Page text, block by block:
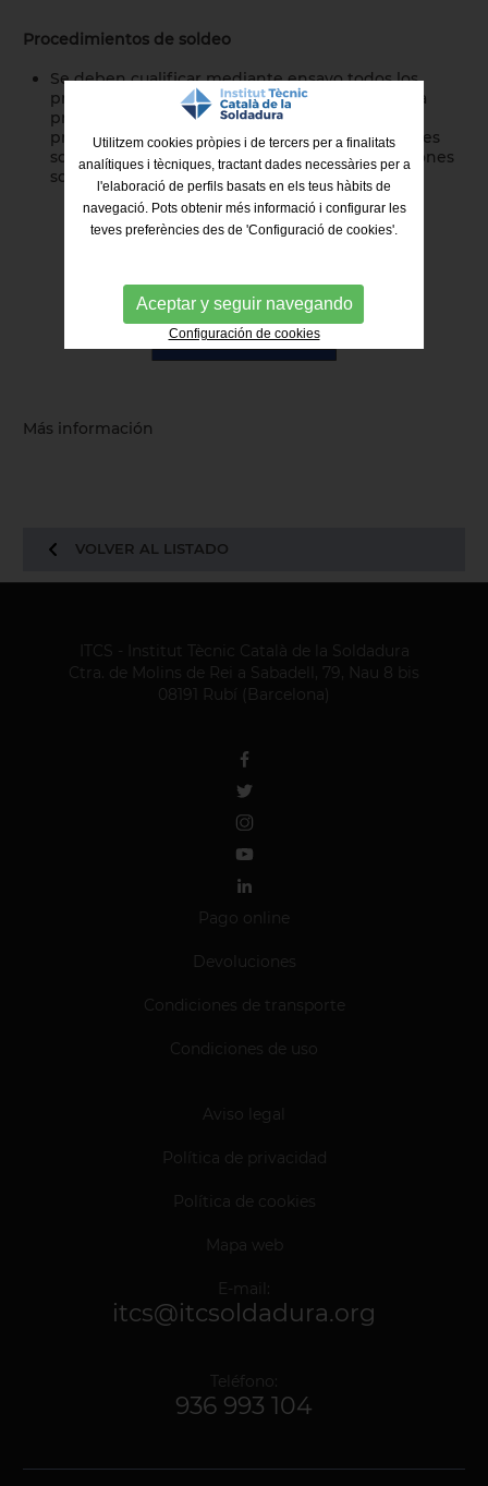
Procedimientos de soldeo
Se deben cualificar mediante ensayo todos los
procedimentos de soldeo y de forma previa a la
producción soldada. Todos los ensayos de
procedimiento de soldeo realizados para uniones
soldadas resistentes cualifican también las uniones
soldadas no resistentes pero no al revés.
Más información
VOLVER AL LISTADO
ITCS - Institut Tècnic Català de la Soldadura
Ctra. de Molins de Rei a Sabadell, 79, Nau 8 bis
08191 Rubí (Barcelona)
Pago online
Devoluciones
Condiciones de transporte
Condiciones de uso
Aviso legal
Política de privacidad
Política de cookies
Mapa web
E-mail:
itcs@itcsoldadura.org
Teléfono:
936 993 104
Utilitzem cookies pròpies i de tercers per a finalitats
analítiques i tècniques, tractant dades necessàries per a
l'elaboració de perfils basats en els teus hàbits de
navegació. Pots obtenir més informació i configurar les
teves preferències des de 'Configuració de cookies'.
Aceptar y seguir navegando
Configuración de cookies